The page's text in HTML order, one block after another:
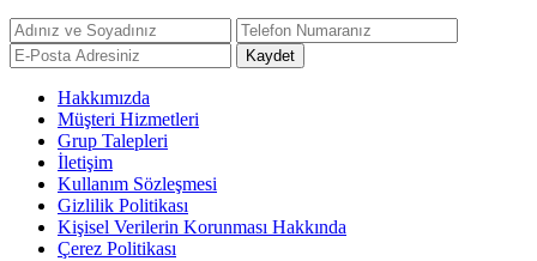
Hakkımızda
Müşteri Hizmetleri
Grup Talepleri
İletişim
Kullanım Sözleşmesi
Gizlilik Politikası
Kişisel Verilerin Korunması Hakkında
Çerez Politikası